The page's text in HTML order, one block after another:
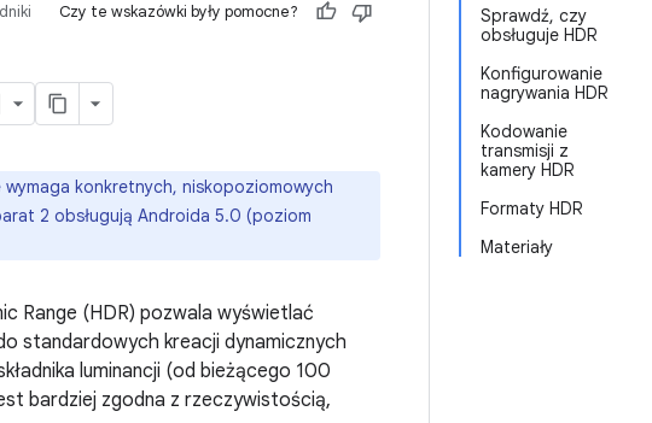
Sprawdź, czy
obsługuje HDR
Konfigurowanie
nagrywania HDR
Kodowanie
transmisji z
kamery HDR
Formaty HDR
Materiały
Czy te wskazówki były pomocne?
wymaga konkretnych, niskopoziomowych
2 obsługują Androida 5.0 (poziom
Range (HDR) pozwala wyświetlać
standardowych kreacji dynamicznych
luminancji (od bieżącego 100
bardziej zgodna z rzeczywistością,